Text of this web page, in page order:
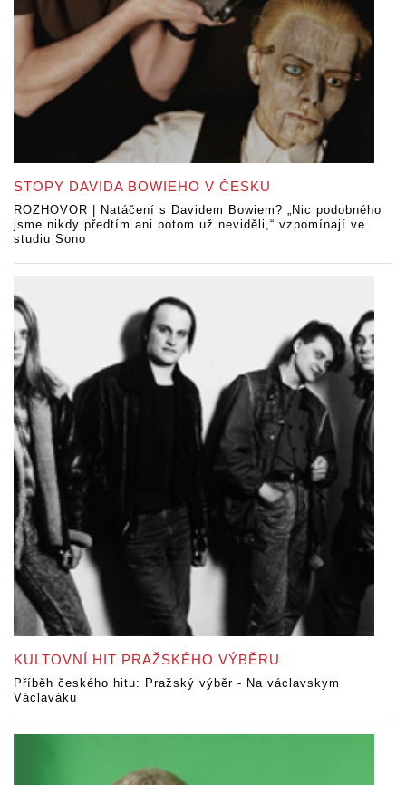
STOPY DAVIDA BOWIEHO V ČESKU
ROZHOVOR | Natáčení s Davidem Bowiem? „Nic podobného
jsme nikdy předtím ani potom už neviděli,“ vzpomínají ve
studiu Sono
KULTOVNÍ HIT PRAŽSKÉHO VÝBĚRU
Příběh českého hitu: Pražský výběr - Na václavskym
Václaváku